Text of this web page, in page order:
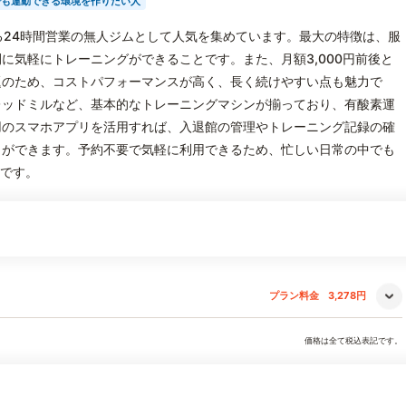
時間営業の無人ジムとして人気を集めています。最大の特徴は、服
気軽にトレーニングができることです。また、月額3,000円前後と
ため、コストパフォーマンスが高く、長く続けやすい点も魅力で
ドミルなど、基本的なトレーニングマシンが揃っており、有酸素運
スマホアプリを活用すれば、入退館の管理やトレーニング記録の確
できます。予約不要で気軽に利用できるため、忙しい日常の中でも
す。
プラン料金 3,278円
価格は全て税込表記です。